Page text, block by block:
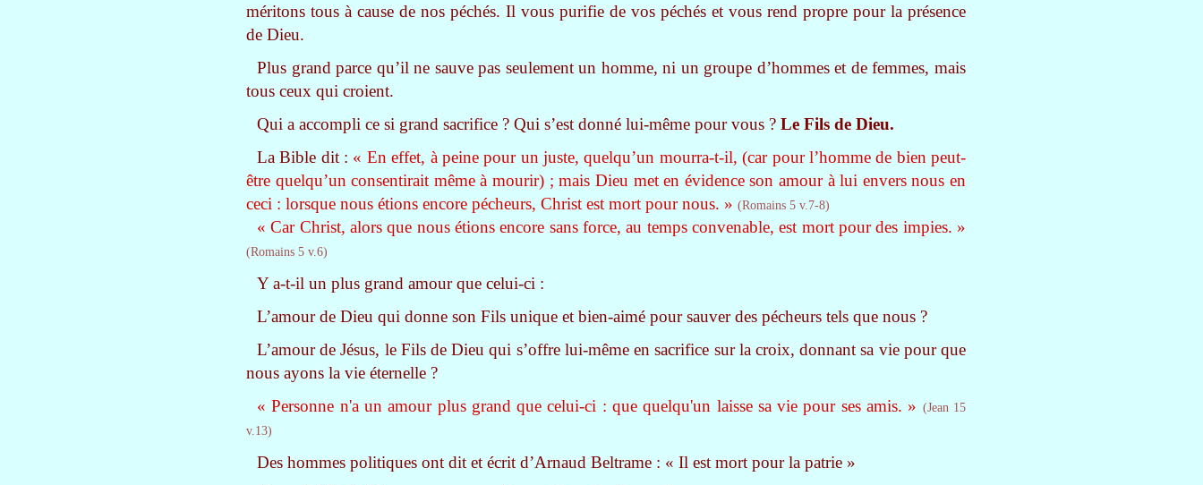
méritons tous à cause de nos péchés. Il vous purifie de vos péchés et vous rend propre pour la présence
de Dieu.
Plus grand parce qu’il ne sauve pas seulement un homme, ni un groupe d’hommes et de femmes, mais
tous ceux qui croient.
Qui a accompli ce si grand sacrifice ? Qui s’est donné lui-même pour vous ? Le Fils de Dieu.
La Bible dit : « En effet, à peine pour un juste, quelqu’un mourra-t-il, (car pour l’homme de bien peut-
être quelqu’un consentirait même à mourir) ; mais Dieu met en évidence son amour à lui envers nous en
ceci : lorsque nous étions encore pécheurs, Christ est mort pour nous. » (Romains 5 v.7-8)
« Car Christ, alors que nous étions encore sans force, au temps convenable, est mort pour des impies. »
(Romains 5 v.6)
Y a-t-il un plus grand amour que celui-ci :
L’amour de Dieu qui donne son Fils unique et bien-aimé pour sauver des pécheurs tels que nous ?
L’amour de Jésus, le Fils de Dieu qui s’offre lui-même en sacrifice sur la croix, donnant sa vie pour que
nous ayons la vie éternelle ?
« Personne n'a un amour plus grand que celui-ci : que quelqu'un laisse sa vie pour ses amis. » (Jean 15
v.13)
Des hommes politiques ont dit et écrit d’Arnaud Beltrame : « Il est mort pour la patrie »